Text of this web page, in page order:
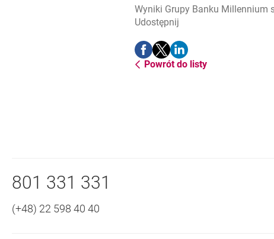
Wyniki Grupy Banku Millennium
Udostępnij
Udostępnij-
otwiera się w nowej karcie
Udostępnij
otwiera się w nowej karcie
Udostępnij
otwiera się w nowej
Powrót do listy
Nawigacja dolna
Zadzwoń do nas
801 331 331
(+48) 22 598 40 40